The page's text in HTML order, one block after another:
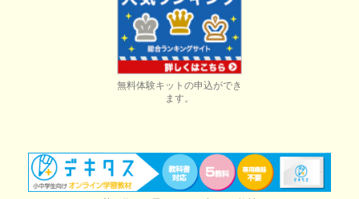
無料体験キットの申込ができ
ます。